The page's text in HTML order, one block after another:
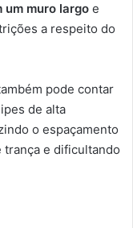
um muro largo e
a respeito do
pode contar
de alta
o espaçamento
trança e dificultando